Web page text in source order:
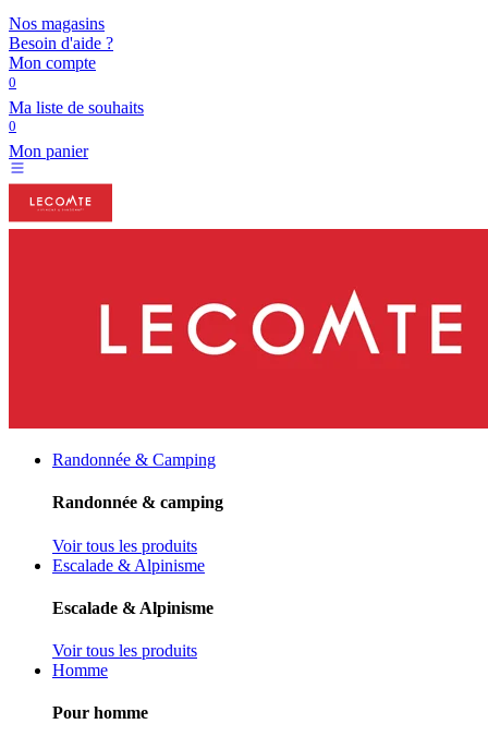
Nos magasins
Besoin d'aide ?
Mon compte
0
Ma liste de souhaits
0
Mon panier
Randonnée & Camping
Randonnée & camping
Voir tous les produits
Escalade & Alpinisme
Escalade & Alpinisme
Voir tous les produits
Homme
Pour homme